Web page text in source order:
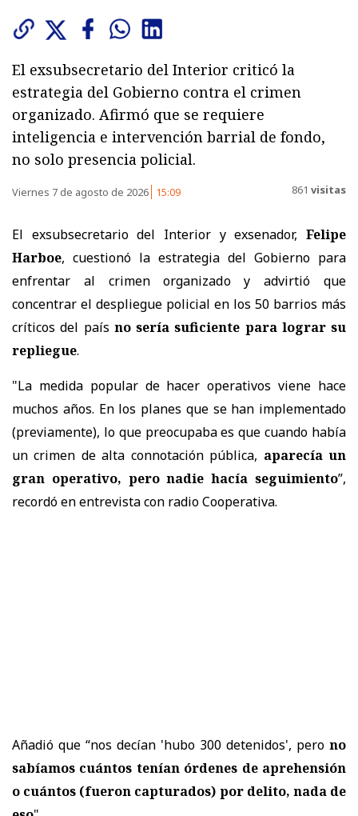
El exsubsecretario del Interior criticó la
estrategia del Gobierno contra el crimen
organizado. Afirmó que se requiere
inteligencia e intervención barrial de fondo,
no solo presencia policial.
Viernes 7 de agosto de 2026 15:09 861 visitas
El exsubsecretario del Interior y exsenador, Felipe
Harboe, cuestionó la estrategia del Gobierno para
enfrentar al crimen organizado y advirtió que
concentrar el despliegue policial en los 50 barrios más
críticos del país no sería suficiente para lograr su
repliegue.
"La medida popular de hacer operativos viene hace
muchos años. En los planes que se han implementado
(previamente), lo que preocupaba es que cuando había
un crimen de alta connotación pública, aparecía un
gran operativo, pero nadie hacía seguimiento”,
recordó en entrevista con radio Cooperativa.
Añadió que “nos decían 'hubo 300 detenidos', pero no
sabíamos cuántos tenían órdenes de aprehensión
o cuántos (fueron capturados) por delito, nada de